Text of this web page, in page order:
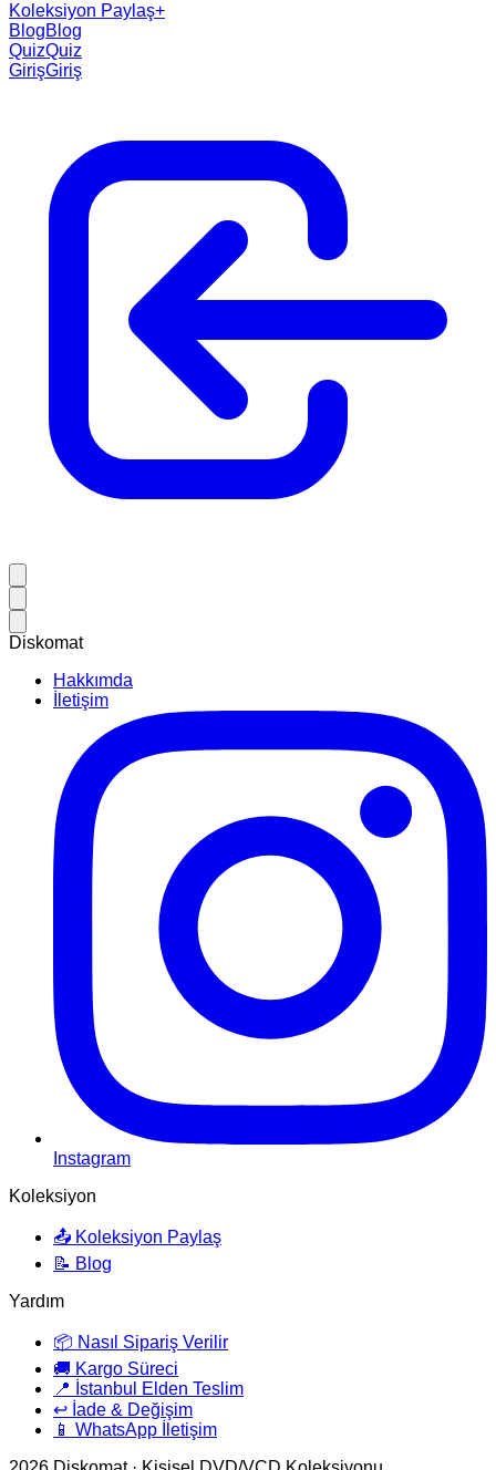
Koleksiyon Paylaş+
BlogBlog
QuizQuiz
GirişGiriş
Diskomat
Hakkımda
İletişim
Instagram
Koleksiyon
📤 Koleksiyon Paylaş
📝 Blog
Yardım
📦 Nasıl Sipariş Verilir
🚚 Kargo Süreci
📍 İstanbul Elden Teslim
↩️ İade & Değişim
📱 WhatsApp İletişim